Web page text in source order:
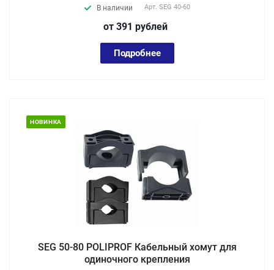
В наличии Арт. SEG 40-60
от 391 рублей
Подробнее
НОВИНКА
SEG 50-80 POLIPROF Кабельный хомут для
одиночного крепления